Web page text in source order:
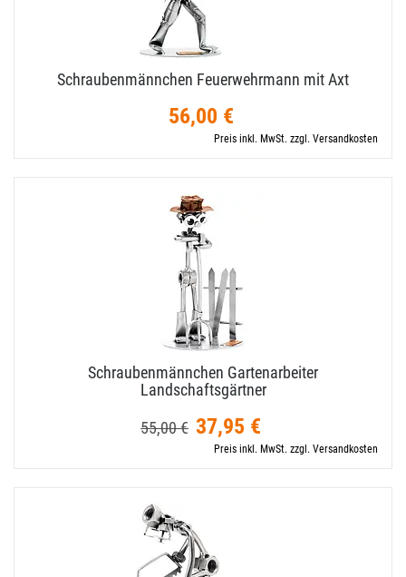
Schraubenmännchen Feuerwehrmann mit Axt
56,00 €
Preis inkl. MwSt. zzgl. Versandkosten
Schraubenmännchen Gartenarbeiter
Landschaftsgärtner
55,00 € 37,95 €
Preis inkl. MwSt. zzgl. Versandkosten